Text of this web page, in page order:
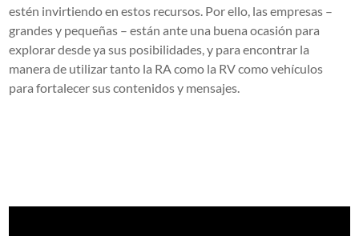
estén invirtiendo en estos recursos. Por ello, las empresas –
grandes y pequeñas – están ante una buena ocasión para
explorar desde ya sus posibilidades, y para encontrar la
manera de utilizar tanto la RA como la RV como vehículos
para fortalecer sus contenidos y mensajes.